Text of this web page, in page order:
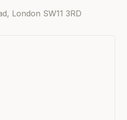
London SW11 3RD